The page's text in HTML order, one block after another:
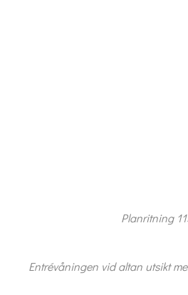
Planritning
Entrévåningen vid altan utsikt